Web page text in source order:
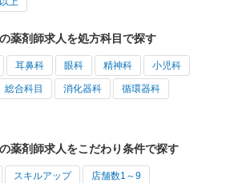
薬剤師求人を処方科目で探す
耳鼻科 眼科 精神科 小児科
総合科目 消化器科 循環器科
薬剤師求人をこだわり条件で探す
スキルアップ 店舗数1～9